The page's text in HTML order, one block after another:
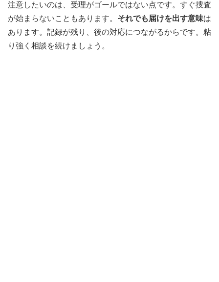
注意したいのは、受理がゴールではない点です。すぐ捜査
が始まらないこともあります。 それでも届けを出す意味は
あります。記録が残り、後の対応につながるからです。粘
り強く相談を続けましょう。